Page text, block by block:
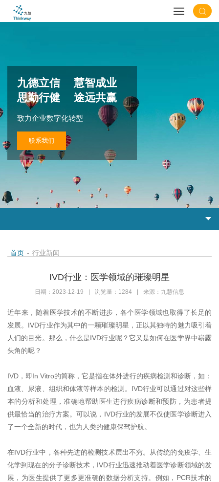
九德立信 慧智成业
思勤行健 途远共赢
致力企业数字化转型
联系我们
首页 - 行业新闻
IVD行业：医学领域的璀璨明星
日期：2023-12-19 浏览量：1284 来源：九慧信息
近年来，随着医学技术的不断进步，各个医学领域也取得了长足的
发展。 IVD行业作为其中的一颗璀璨明星，正以其独特的魅力吸引着
人们的目光。那么，什么是IVD行业呢？它又是如何在医学界中崭露
头角的呢？
IVD ，即In Vitro的简称，它是指在体外进行的疾病检测和诊断，如：
血液、尿液、组织和体液等样本的检测。 IVD行业可以通过对这些样
本的分析和处理，准确地帮助医生进行疾病诊断和预防，为患者提
供最恰当的治疗方案。可以说， IVD行业的发展不仅使医学诊断进入
了一个全新的时代，也为人类的健康保驾护航。
在IVD行业中，各种先进的检测技术层出不穷。从传统的免疫学、生
化学到现在的分子诊断技术， IVD行业迅速推动着医学诊断领域的发
展，为医生提供了更多更准确的数据分析支持。例如， PCR技术的